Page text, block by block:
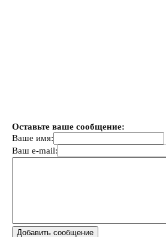
Оставьте ваше сообщение:
Ваше имя:
Ваш e-mail: